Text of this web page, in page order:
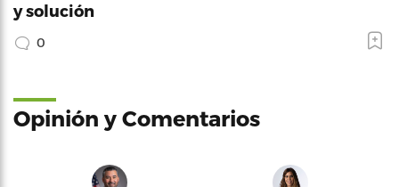
y solución
0
Opinión y Comentarios